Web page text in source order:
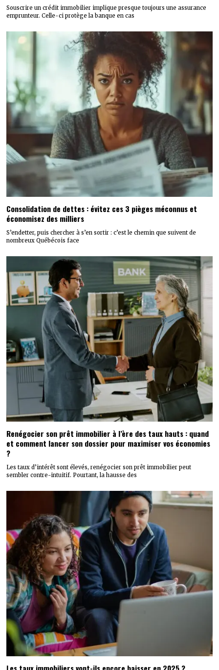
Souscrire un crédit immobilier implique presque toujours une assurance
emprunteur. Celle-ci protège la banque en cas
Consolidation de dettes : évitez ces 3 pièges méconnus et
économisez des milliers
S’endetter, puis chercher à s’en sortir : c’est le chemin que suivent de
nombreux Québécois face
Renégocier son prêt immobilier à l’ère des taux hauts : quand
et comment lancer son dossier pour maximiser vos économies
?
Les taux d’intérêt sont élevés, renégocier son prêt immobilier peut
sembler contre-intuitif. Pourtant, la hausse des